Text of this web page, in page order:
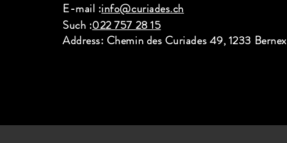
E-mail :info@curiades.ch
Such :022 757 28 15
Address: Chemin des Curiades 49, 1233 Bernex